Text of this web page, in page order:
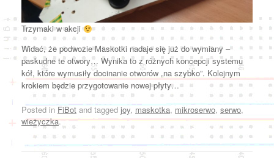
Trzymaki w akcji
Widać, że podwozie Maskotki nadaje się już do wymiany –
paskudne te otwory… Wynika to z różnych koncepcji systemu
kół, które wymusiły docinanie otworów „na szybko”. Kolejnym
krokiem będzie przygotowanie nowej płyty…
Posted inFiBot and tagged joy, maskotka, mikroserwo, serwo,
wieżyczka.